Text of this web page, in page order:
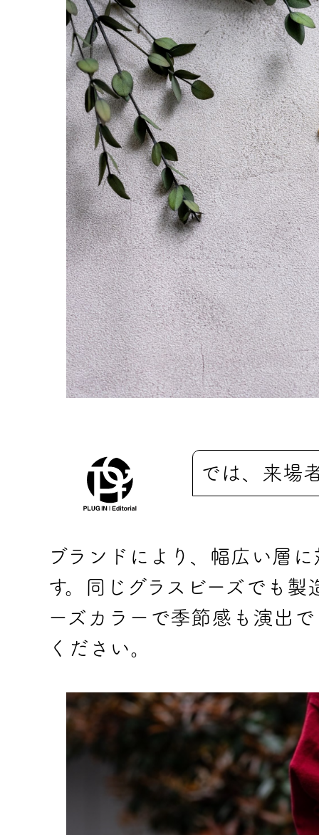
では、来場
ブランドにより、幅広い層
す。同じグラスビーズでも
ーズカラーで季節感も演出
ください。